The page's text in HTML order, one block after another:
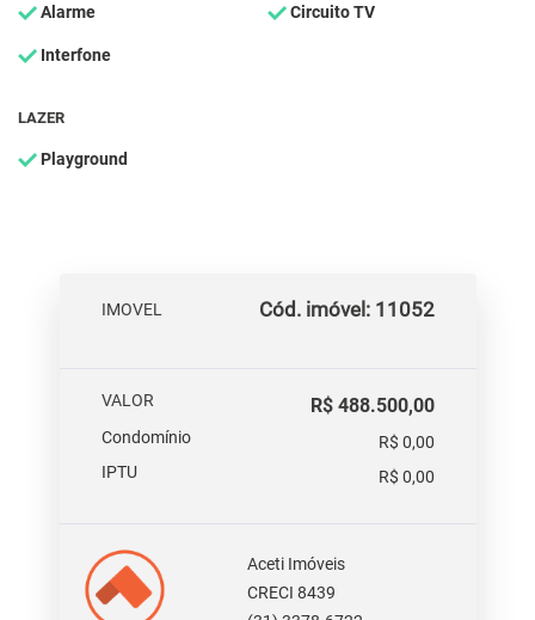
Alarme Circuito TV
Interfone
LAZER
Playground
IMOVEL Cód. imóvel: 11052
VALOR R$ 488.500,00
Condomínio
R$ 0,00
IPTU
R$ 0,00
Aceti Imóveis
CRECI 8439